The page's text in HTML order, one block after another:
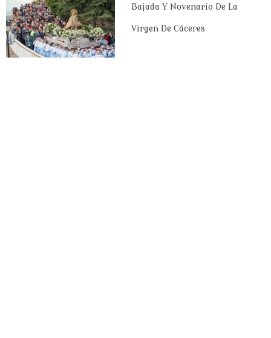
Bajada Y Novenario De La
Virgen De Cáceres